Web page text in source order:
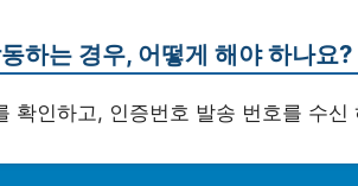
하는 경우, 어떻게 해야 하나요?
확인하고, 인증번호 발송 번호를 수